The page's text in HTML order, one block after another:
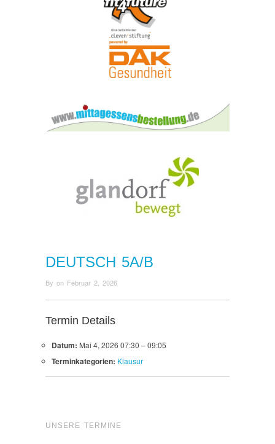
DEUTSCH 5A/B
By on Februar 2, 2026
Termin Details
Datum: Mai 4, 2026 07:30 –09:05
Terminkategorien: Klausur
UNSERE TERMINE